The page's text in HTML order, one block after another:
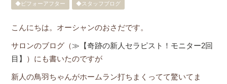
◆ビフォーアフター ◆スタッフブログ
こんにちは。オーシャンのおさだです。
サロンのブログ（≫【奇跡の新人セラピスト！モニター2回
目】
）にも書いたのですが
新人の鳥羽ちゃんがホームラン打ちまくってて驚いてま